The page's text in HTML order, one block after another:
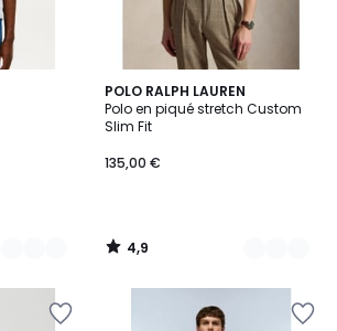
POLO RALPH LAUREN
Polo en piqué stretch Custom
Slim Fit
135,00 €
4,9
/ 5
4
Couleurs
4,9
/